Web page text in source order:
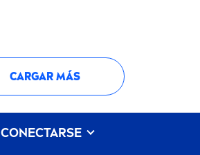
CARGAR MÁS
CONECTARSE